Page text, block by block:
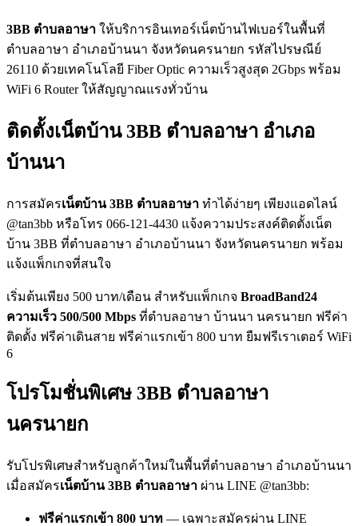
3BB ตำบลอาษา ให้บริการอินเทอร์เน็ตบ้านไฟเบอร์ในพื้นที่
ตำบลอาษา อำเภอบ้านนา จังหวัดนครนายก รหัสไปรษณีย์
26110 ด้วยเทคโนโลยี Fiber Optic ความเร็วสูงสุด 2Gbps พร้อม
WiFi 6 Router ให้สัญญาณแรงทั่วบ้าน
ติดตั้งเน็ตบ้าน 3BB ตำบลอาษา อำเภอ
บ้านนา
การสมัครเน็ตบ้าน 3BB ตำบลอาษา ทำได้ง่ายๆ เพียงแอดไลน์
@tan3bb หรือโทร 066-121-4430 แจ้งความประสงค์ติดตั้งเน็ต
บ้าน 3BB ที่ตำบลอาษา อำเภอบ้านนา จังหวัดนครนายก พร้อม
แจ้งแพ็กเกจที่สนใจ
เริ่มต้นเพียง 500 บาท/เดือน สำหรับแพ็กเกจ BroadBand24
ความเร็ว 500/500 Mbps ที่ตำบลอาษา บ้านนา นครนายก ฟรีค่า
ติดตั้ง ฟรีค่าเดินสาย ฟรีค่าแรกเข้า 800 บาท ยืมฟรีเราเตอร์ WiFi
6
โปรโมชั่นพิเศษ 3BB ตำบลอาษา
นครนายก
รับโปรพิเศษสำหรับลูกค้าใหม่ในพื้นที่ตำบลอาษา อำเภอบ้านนา
เมื่อสมัครเน็ตบ้าน 3BB ตำบลอาษา ผ่าน LINE @tan3bb:
ฟรีค่าแรกเข้า 800 บาท — เฉพาะสมัครผ่าน LINE